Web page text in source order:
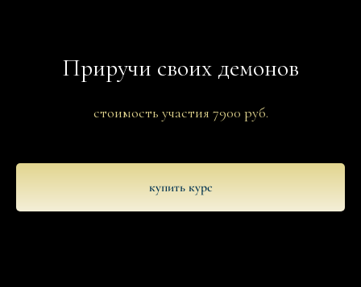
Приручи своих демонов
стоимость участия 7900 руб.
купить курс